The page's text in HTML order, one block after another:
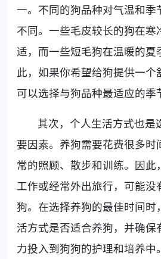
一。不同的狗品种对气温和季
不同。一些毛皮较长的狗在寒
适，而一些短毛狗在温暖的夏
此，如果你希望给狗提供一个
可以选择与狗品种最适应的季
其次，个人生活方式也是
要因素。养狗需要花费很多时
常的照顾、散步和训练。因此
工作或经常外出旅行，可能没
狗。在选择养狗的最佳时间时
活方式是否适合养狗，并确保
力投入到狗狗的护理和培养中。